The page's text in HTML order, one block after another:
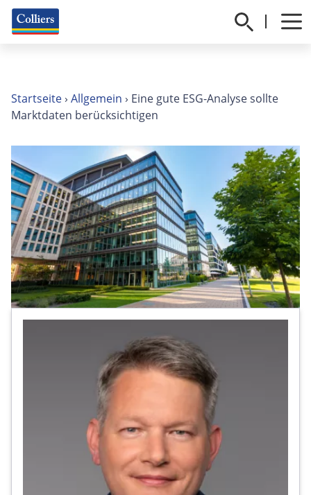
Startseite› Allgemein › Eine gute ESG-Analyse sollte
Marktdaten berücksichtigen